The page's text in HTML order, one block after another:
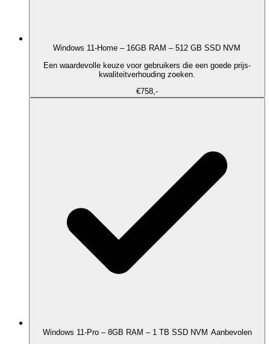
Windows 11-Home – 16GB RAM – 512 GB SSD NVM
Een waardevolle keuze voor gebruikers die een goede prijs-
kwaliteitverhouding zoeken.
€758,-
Windows 11-Pro – 8GB RAM – 1 TB SSD NVM Aanbevolen